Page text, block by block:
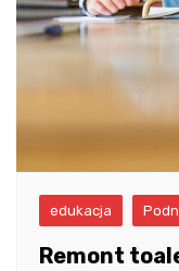
edukacja
Remont